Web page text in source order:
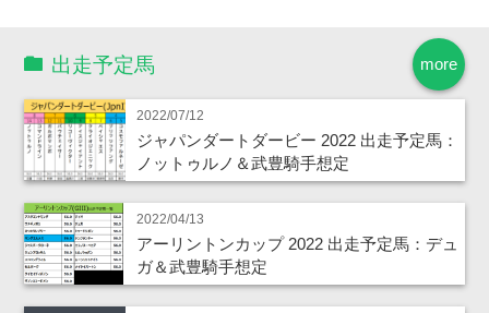
more
出走予定馬
2022/07/12
ジャパンダートダービー 2022 出走予定馬：
ノットゥルノ＆武豊騎手想定
2022/04/13
アーリントンカップ 2022 出走予定馬：デュ
ガ＆武豊騎手想定